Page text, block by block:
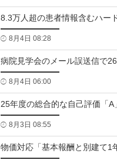
8.3万人超の患者情報含むハー
8月4日 08:28
病院見学会のメール誤送信で
8月4日 06:00
25年度の総合的な自己評価「
8月3日 08:55
物価対応「基本報酬と別建て1